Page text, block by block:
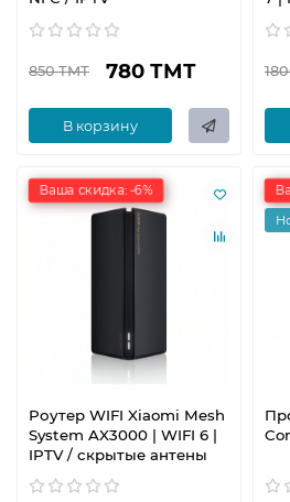
850 ТМТ 780 ТМТ
В корзину
Ваша скидка: -6%
Роутер WIFI Xiaomi Mesh
System AX3000 | WIFI 6 |
IPTV / скрытые антены